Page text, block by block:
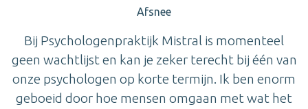
Afsnee
Bij Psychologenpraktijk Mistral is momenteel
geen wachtlijst en kan je zeker terecht bij één van
onze psychologen op korte termijn. Ik ben enorm
geboeid door hoe mensen omgaan met wat het